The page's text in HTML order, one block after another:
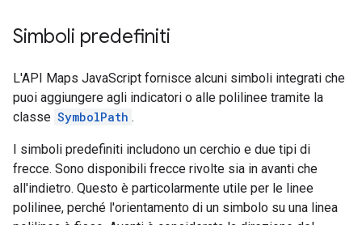
Simboli predefiniti
L'API Maps JavaScript fornisce alcuni simboli integrati che
puoi aggiungere agli indicatori o alle polilinee tramite la
classe SymbolPath .
I simboli predefiniti includono un cerchio e due tipi di
frecce. Sono disponibili frecce rivolte sia in avanti che
all'indietro. Questo è particolarmente utile per le linee
polilinee, perché l'orientamento di un simbolo su una linea